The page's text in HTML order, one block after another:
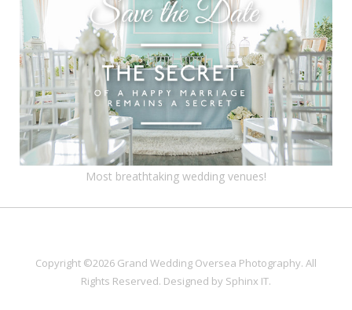
Most breathtaking wedding venues!
Copyright ©2026 Grand Wedding Oversea Photography. All
Rights Reserved. Designed by Sphinx IT.